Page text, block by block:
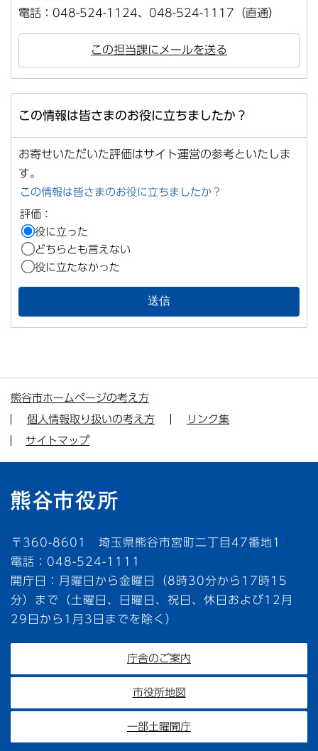
電話：048-524-1124、048-524-1117（直通）
この担当課にメールを送る
この情報は皆さまのお役に立ちましたか？
お寄せいただいた評価はサイト運営の参考といたしま
す。
この情報は皆さまのお役に立ちましたか？
評価：
役に立った
どちらとも言えない
役に立たなかった
熊谷市ホームページの考え方
個人情報取り扱いの考え方
リンク集
サイトマップ
〒360-8601 埼玉県熊谷市宮町二丁目47番地1
電話：048-524-1111
開庁日：月曜日から金曜日（8時30分から17時15
分）まで（土曜日、日曜日、祝日、休日および12月
29日から1月3日までを除く）
庁舎のご案内
市役所地図
一部土曜開庁